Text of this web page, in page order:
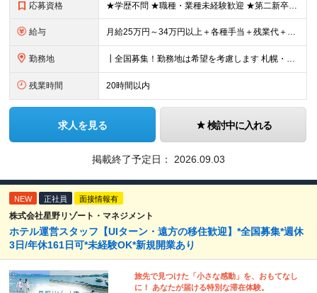
応募資格 ★学歴不問 ★職種・業種未経験歓迎 ★第二新卒歓迎 ＜こんな方にオススメ＞ ◎一つの商材ではなく、幅広い提案で勝負したい ◎成長企業でスケールの大きい仕事に挑戦したい ◎実力を評価されたい＆腰を据え
給与 月給25万円～34万円以上＋各種手当＋残業代＋賞与年2回 初年度想定年収：348万円～ ※経験・能力を考慮のうえ優遇します。 ※上記にはエリア給（10,000円～15,000円）、見込み残業代（20
勤務地 ┃全国募集！勤務地は希望を考慮します 札幌・仙台・東京・横浜・金沢・名古屋・大阪・京都・広島・福岡 募集 ※上記のほか、全国に拠点あり ※キャリアアップやキャリアシフトに伴う転勤も一部ありますが、基
残業時間 20時間以内
求人を見る 検討中に入れる
掲載終了予定日： 2026.09.03
NEW 正社員 面接情報有
株式会社星野リゾート・マネジメント
ホテル運営スタッフ【UIターン・遠方の移住歓迎】*全国募集*週休
3日/年休161日可*未経験OK*新規開業あり
旅先で見つけた「小さな感動」を、おもてなし
に！ あなたが届ける特別な滞在体験。